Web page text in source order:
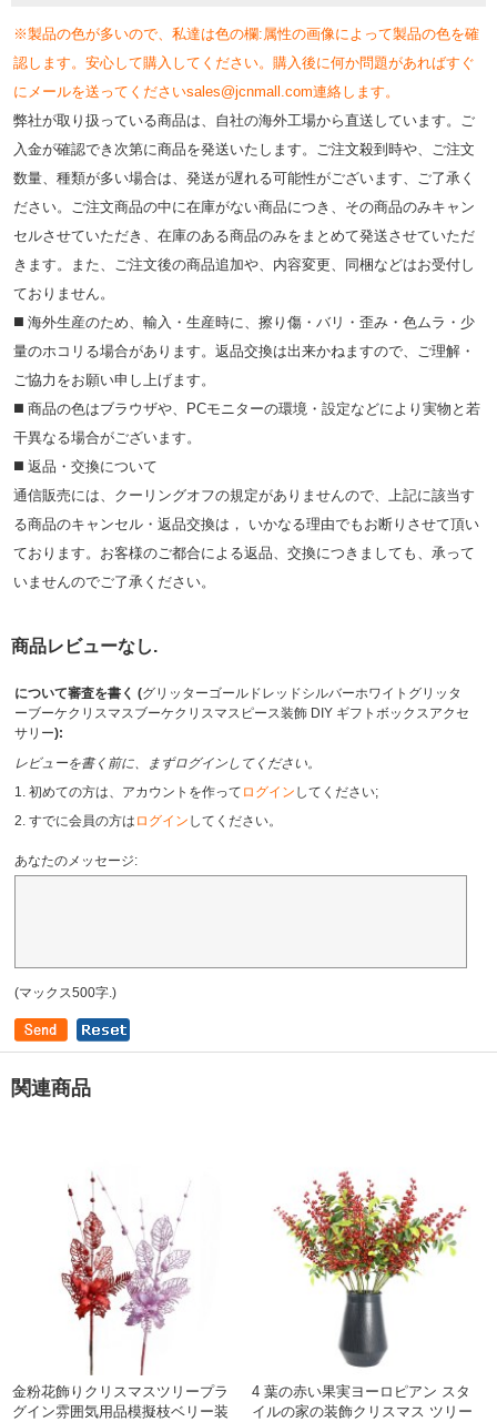
※製品の色が多いので、私達は色の欄:属性の画像によって製品の色を確
認します。安心して購入してください。購入後に何か問題があればすぐ
にメールを送ってくださいsales@jcnmall.com連絡します。
弊社が取り扱っている商品は、自社の海外工場から直送しています。ご
入金が確認でき次第に商品を発送いたします。ご注文殺到時や、ご注文
数量、種類が多い場合は、発送が遅れる可能性がございます、ご了承く
ださい。ご注文商品の中に在庫がない商品につき、その商品のみキャン
セルさせていただき、在庫のある商品のみをまとめて発送させていただ
きます。また、ご注文後の商品追加や、内容変更、同梱などはお受付し
ておりません。
◼️ 海外⽣産のため、輸⼊・⽣産時に、擦り傷・バリ・歪み・色ムラ・少
量のホコリる場合があります。返品交換は出来かねますので、ご理解・
ご協⼒をお願い申し上げます。
◼️ 商品の⾊はブラウザや、PCモニターの環境・設定などにより実物と若
⼲異なる場合がございます。
◼️ 返品・交換について
通信販売には、クーリングオフの規定がありませんので、上記に該当す
る商品のキャンセル・返品交換は， いかなる理由でもお断りさせて頂い
ております。お客様のご都合による返品、交換につきましても、承って
いませんのでご了承ください。
商品レビューなし.
について審査を書く (グリッターゴールドレッドシルバーホワイトグリッタ
ーブーケクリスマスブーケクリスマスピース装飾 DIY ギフトボックスアクセ
サリー):
レビューを書く前に、まずログインしてください。
1. 初めての方は、アカウントを作って ログイン してください;
2. すでに会員の方は ログイン してください。
あなたのメッセージ:
(マックス500字.)
関連商品
金粉花飾りクリスマスツリープラ
グイン雰囲気用品模擬枝ベリー装
4 葉の赤い果実ヨーロピアン スタ
イルの家の装飾クリスマス ツリー